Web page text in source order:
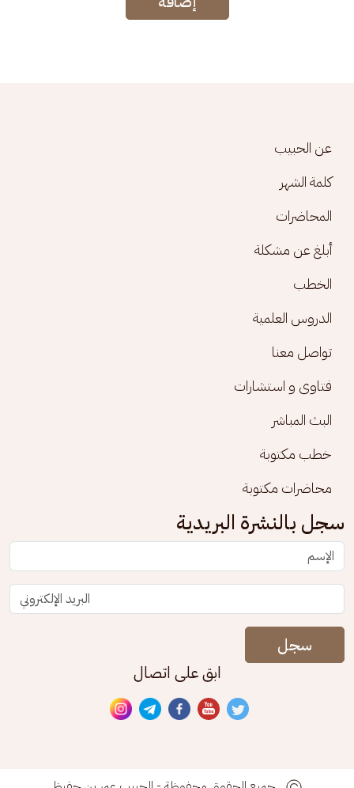
Footer menu
عن الحبيب
كلمة الشهر
المحاضرات
أبلغ عن مشكلة
الخطب
الدروس العلمية
تواصل معنا
فتاوى و استشارات
البث المباشر
خطب مكتوبة
محاضرات مكتوبة
سجل بالنشرة البريدية
سجل
ابق على اتصال